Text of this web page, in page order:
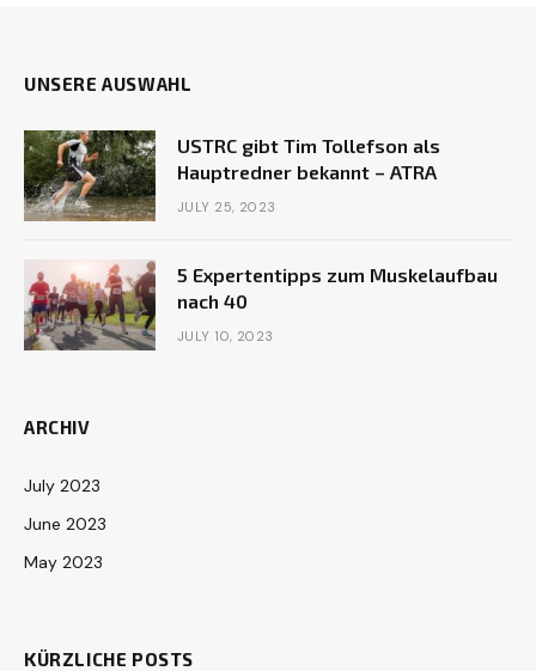
UNSERE AUSWAHL
USTRC gibt Tim Tollefson als
Hauptredner bekannt – ATRA
JULY 25, 2023
5 Expertentipps zum Muskelaufbau
nach 40
JULY 10, 2023
ARCHIV
July 2023
June 2023
May 2023
KÜRZLICHE POSTS